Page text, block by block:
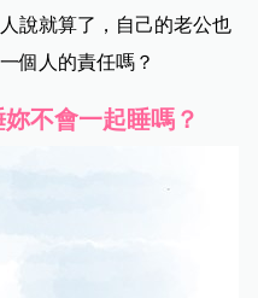
說就算了，自己的老公也
個人的責任嗎？
不會一起睡嗎？